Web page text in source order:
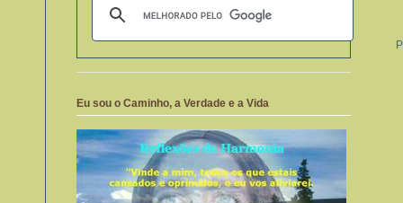
Eu sou o Caminho, a Verdade e a Vida